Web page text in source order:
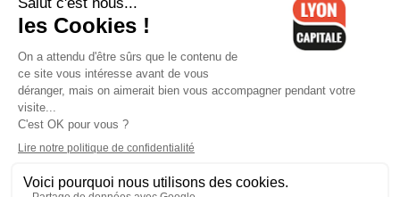
Contactez-nous-Mentions légales-CGV-Politique de